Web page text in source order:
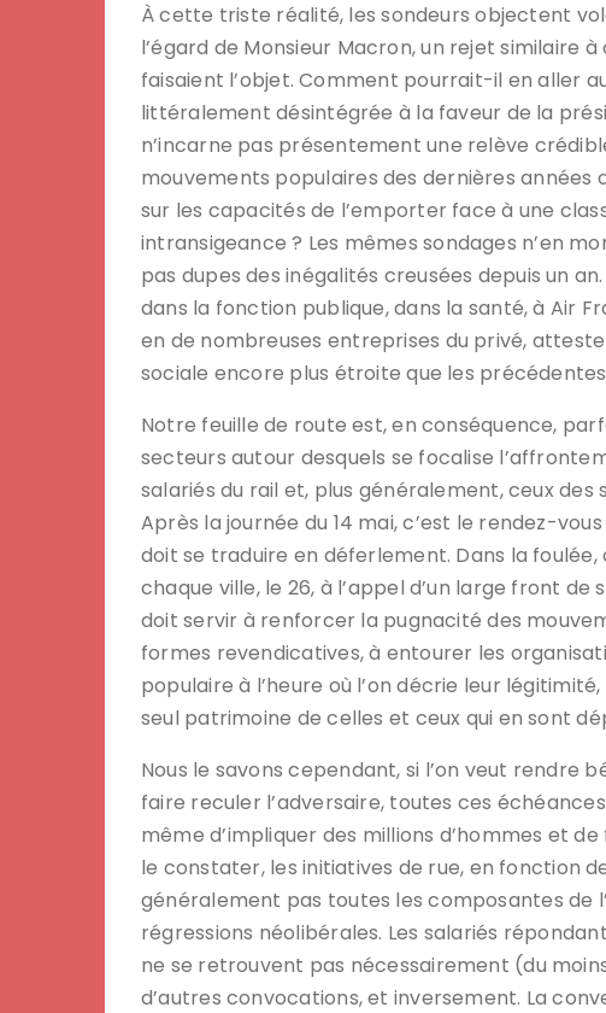
À cette triste réalité, les sondeurs objectent
l’égard de Monsieur Macron, un rejet similaire
faisaient l’objet. Comment pourrait-il en aller
littéralement désintégrée à la faveur de la
n’incarne pas présentement une relève
mouvements populaires des dernières
sur les capacités de l’emporter face à une
intransigeance ? Les mêmes sondages n’en
pas dupes des inégalités creusées depuis un
dans la fonction publique, dans la santé, à Air
en de nombreuses entreprises du privé, atteste
sociale encore plus étroite que les
Notre feuille de route est, en conséquence,
secteurs autour desquels se focalise
salariés du rail et, plus généralement, ceux
Après la journée du 14 mai, c’est le rendez-
doit se traduire en déferlement. Dans la foulée,
chaque ville, le 26, à l’appel d’un large front de
doit servir à renforcer la pugnacité des
formes revendicatives, à entourer les
populaire à l’heure où l’on décrie leur
seul patrimoine de celles et ceux qui en sont
Nous le savons cependant, si l’on veut rendre
faire reculer l’adversaire, toutes ces
même d’impliquer des millions d’hommes et
le constater, les initiatives de rue, en fonction
généralement pas toutes les composantes de
régressions néolibérales. Les salariés
ne se retrouvent pas nécessairement (du
d’autres convocations, et inversement. La